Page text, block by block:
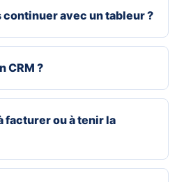
continuer avec un tableur ?
CRM ?
facturer ou à tenir la